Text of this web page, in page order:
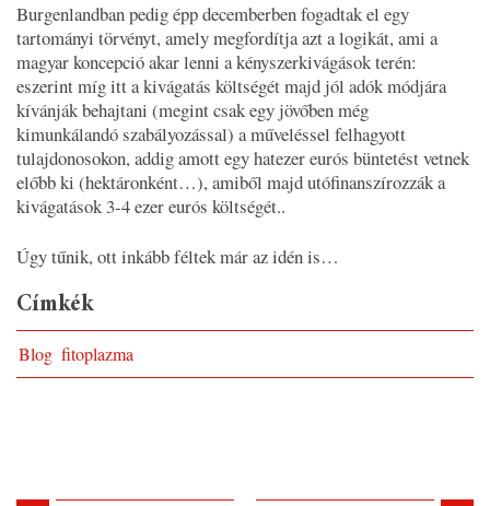
Burgenlandban pedig épp decemberben fogadtak el egy
tartományi törvényt, amely megfordítja azt a logikát, ami a
magyar koncepció akar lenni a kényszerkivágások terén:
eszerint míg itt a kivágatás költségét majd jól adók módjára
kívánják behajtani (megint csak egy jövőben még
kimunkálandó szabályozással) a műveléssel felhagyott
tulajdonosokon, addig amott egy hatezer eurós büntetést vetnek
előbb ki (hektáronként…), amiből majd utófinanszírozzák a
kivágatások 3-4 ezer eurós költségét..
Úgy tűnik, ott inkább féltek már az idén is…
Címkék
Blog fitoplazma